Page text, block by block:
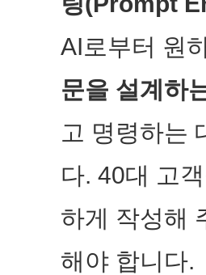
AI로부터 원
문을 설계하
고 명령하는
다. 40대 고
하게 작성해
해야 합니다.